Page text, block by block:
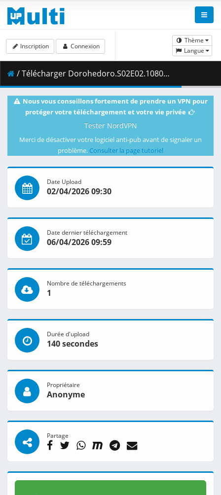
Thème
Langue
Inscription Connexion
/ Télécharger Dorohedoro.S02E02.1080p.NF.WEB-DL.DUAL.DDP5.1.H.264.MSubs-ToonsHub.mkv.001 ( 393.08 MB )
Nous vous conseillons fortement de prendre un VPN pour
protéger votre téléchargement et votre vie privée
Tester NordVPN
Merci de désactiver votre logiciel anti-pub avant de signaler un
problème. Consulter la page tutoriel
Date Upload
02/04/2026 09:30
Date dernier téléchargement
06/04/2026 09:59
Nombre de téléchargements
1
Durée d'upload
140 secondes
Propriétaire
Anonyme
Partage